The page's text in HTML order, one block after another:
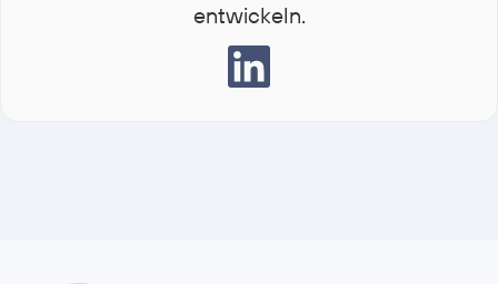
entwickeln.